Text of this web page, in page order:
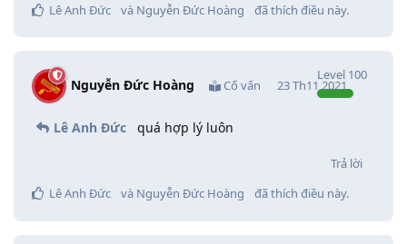
Lê Anh Đức
và Nguyễn Đức Hoàng đã thích điều này.
Nguyễn Đức Hoàng Cố vấn
Level 100
23 Th11 2021
Lê Anh Đức quá hợp lý luôn
Trả lời
Lê Anh Đức
và Nguyễn Đức Hoàng đã thích điều này.